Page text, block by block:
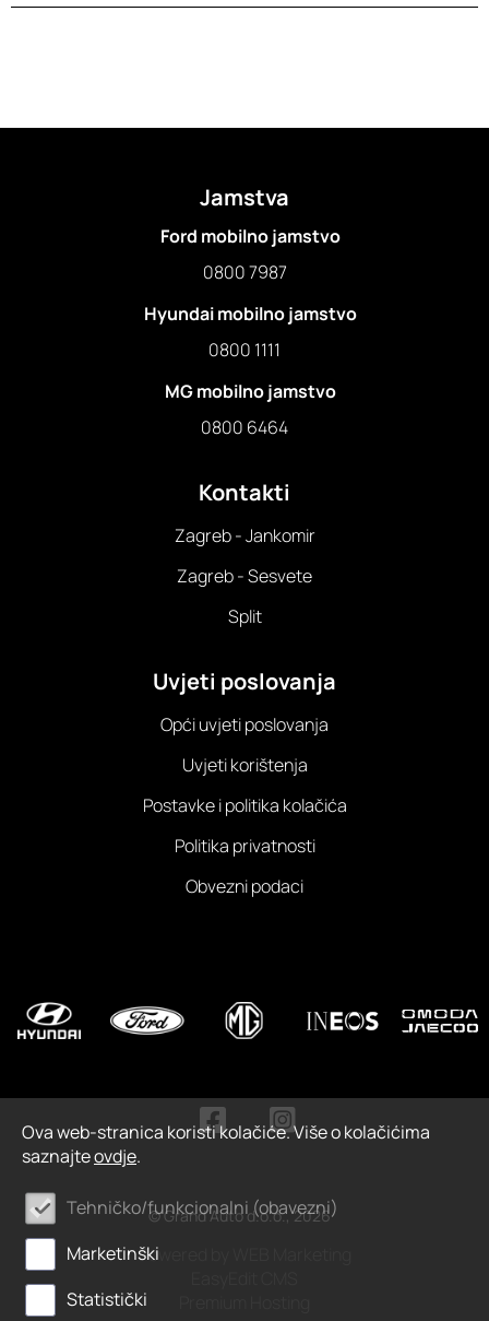
Jamstva
Ford mobilno jamstvo
0800 7987
Hyundai mobilno jamstvo
0800 1111
MG mobilno jamstvo
0800 6464
Kontakti
Zagreb - Jankomir
Zagreb - Sesvete
Split
Uvjeti poslovanja
Opći uvjeti poslovanja
Uvjeti korištenja
Postavke i politika kolačića
Politika privatnosti
Obvezni podaci
© Grand Auto d.o.o., 2026
Powered by WEB Marketing
Ova web-stranica koristi kolačiće. Više o kolačićima
saznajteovdje.
Tehničko/funkcionalni (obavezni)
Marketinški
Statistički